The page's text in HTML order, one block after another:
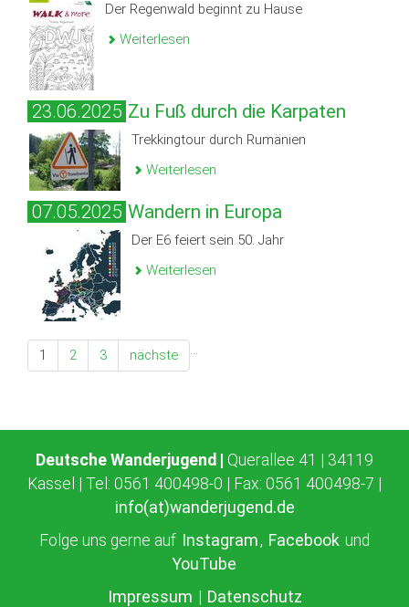
Der Regenwald beginnt zu Hause
Weiterlesen
23.06.2025 Zu Fuß durch die Karpaten
Trekkingtour durch Rumänien
Weiterlesen
07.05.2025 Wandern in Europa
Der E6 feiert sein 50. Jahr
Weiterlesen
1 2 3 …
nächste
Deutsche Wanderjugend | Querallee 41 | 34119
Kassel | Tel: 0561 400498-0 | Fax: 0561 400498-7 |
info(at)wanderjugend.de
Folge uns gerne auf Instagram, Facebook und
YouTube
Impressum
Datenschutz